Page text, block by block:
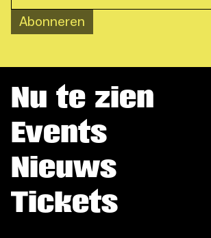
Abonneren
Nu te zien
Events
Nieuws
Tickets